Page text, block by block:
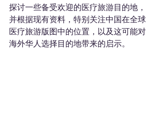
探讨一些备受欢迎的医疗旅游目的地，
并根据现有资料，特别关注中国在全球
医疗旅游版图中的位置，以及这可能对
海外华人选择目的地带来的启示。